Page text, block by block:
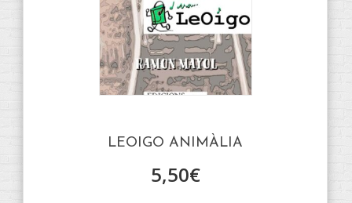
LEOIGO ANIMÀLIA
5,50€